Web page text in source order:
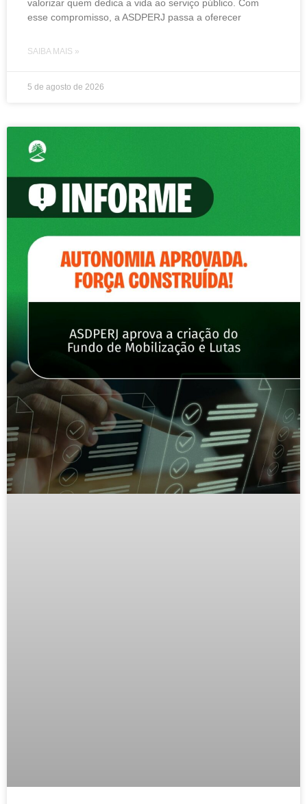
valorizar quem dedica a vida ao serviço público. Com
esse compromisso, a ASDPERJ passa a oferecer
SAIBA MAIS »
5 de agosto de 2026